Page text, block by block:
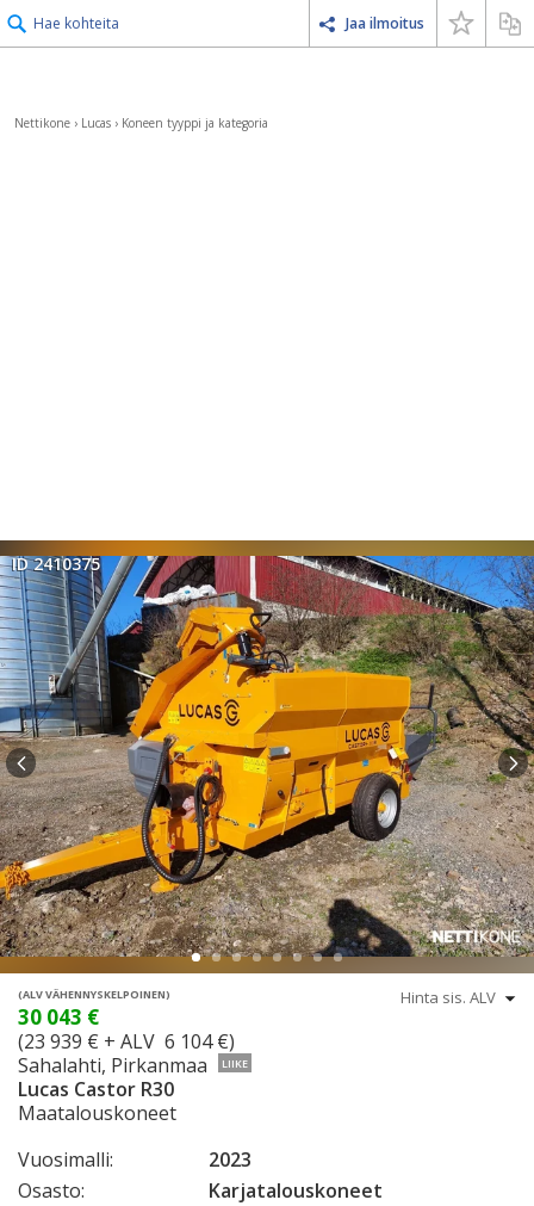
Hae kohteita Jaa ilmoitus
Nettikone › Lucas › Koneen tyyppi ja kategoria
ID 2410375
(ALV VÄHENNYSKELPOINEN)
30 043 €
(23 939 € + ALV 6 104 €)
Sahalahti, Pirkanmaa
LIIKE
Lucas Castor R30
Maatalouskoneet
Vuosimalli:
2023
Osasto:
Karjatalouskoneet